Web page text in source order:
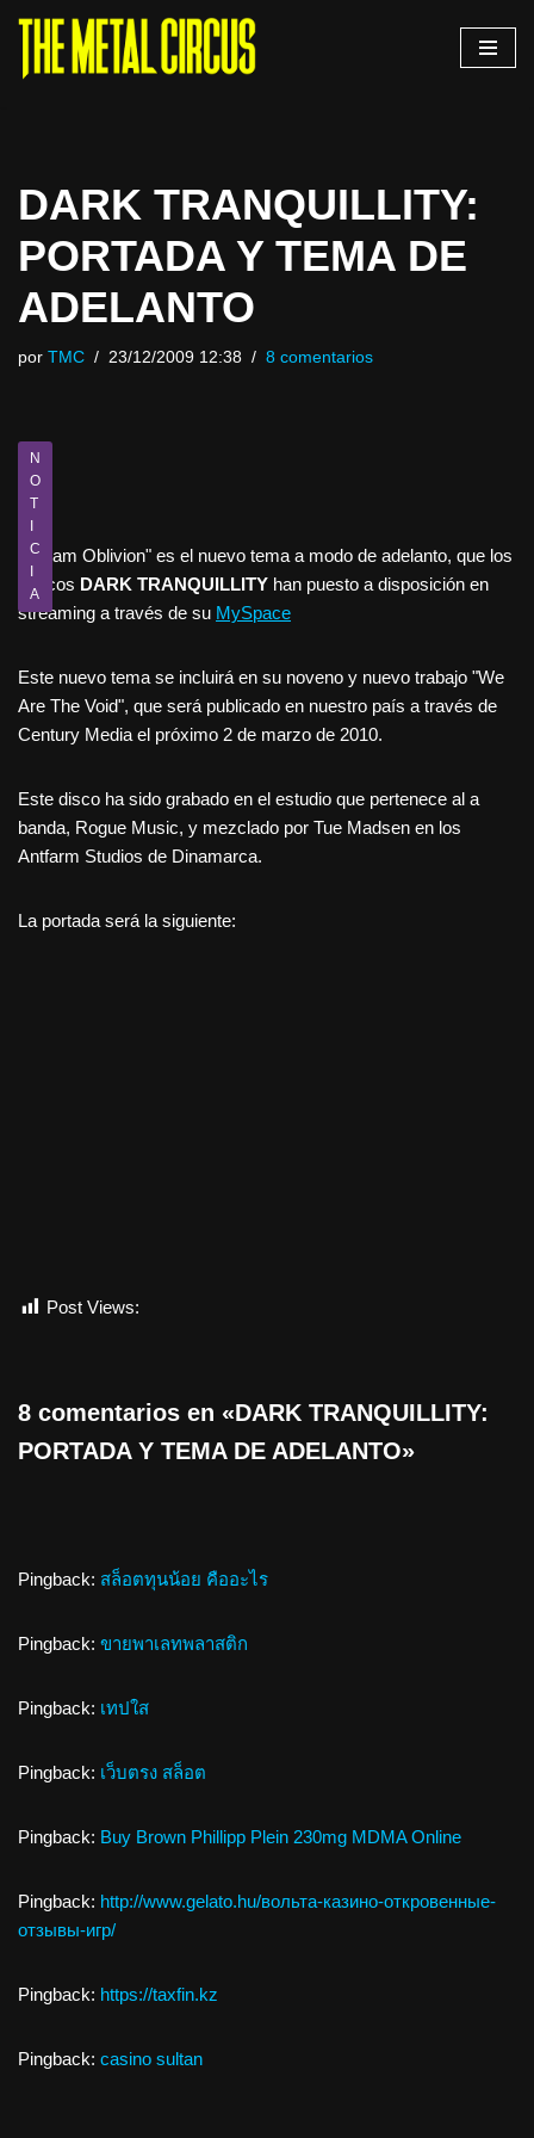
Saltar
DARK TRANQUILLITY:
PORTADA Y TEMA DE
ADELANTO
por TMC 23/12/2009 12:38 8 comentarios
N
O
T
I
C
I
A
"Dream Oblivion" es el nuevo tema a modo de adelanto, que los
suecos DARK TRANQUILLITY han puesto a disposición en
streaming a través de su MySpace
Este nuevo tema se incluirá en su noveno y nuevo trabajo "We
Are The Void", que será publicado en nuestro país a través de
Century Media el próximo 2 de marzo de 2010.
Este disco ha sido grabado en el estudio que pertenece al a
banda, Rogue Music, y mezclado por Tue Madsen en los
Antfarm Studios de Dinamarca.
La portada será la siguiente:
Post Views:
8 comentarios en «DARK TRANQUILLITY:
PORTADA Y TEMA DE ADELANTO»
Pingback: สล็อตทุนน้อย คืออะไร
Pingback: ขายพาเลทพลาสติก
Pingback: เทปใส
Pingback: เว็บตรง สล็อต
Pingback: Buy Brown Phillipp Plein 230mg MDMA Online
Pingback: http://www.gelato.hu/вольта-казино-откровенные-
отзывы-игр/
Pingback: https://taxfin.kz
Pingback: casino sultan